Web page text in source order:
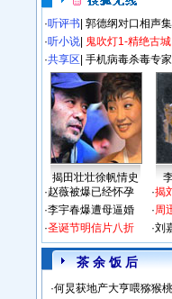
·听评书 郭德纲对口相声集
·听小说 鬼吹灯1-精绝古城
·共享区 手机病毒杀毒专家
揭田壮壮徐帆情史
·赵薇被爆已经怀孕
·李宇春爆遭母逼婚
·圣诞节明信片八折
·揭
·周
·刘
茶 余 饭 后
·何炅获地产大亨喂猕猴